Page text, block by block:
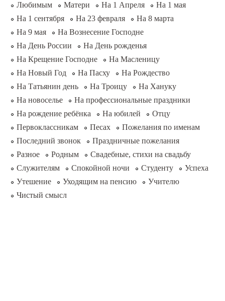
Любимым
Матери На 1 Апреля
На 1 мая
На 1 сентября
На 23 февраля
На 8 марта
На 9 мая
На Вознесение Господне
На День России
На День рожденья
На Крещение Господне
На Масленицу
На Новый Год
На Пасху
На Рождество
На Татьянин день
На Троицу
На Хануку
На новоселье
На профессиональные праздники
На рождение ребёнка
На юбилей
Отцу
Первоклассникам
Песах
Пожелания по именам
Последний звонок
Праздничные пожелания
Разное
Родным
Свадебные, стихи на свадьбу
Служителям
Спокойной ночи Студенту
Успеха
Утешение
Уходящим на пенсию
Учителю
Чистый смысл